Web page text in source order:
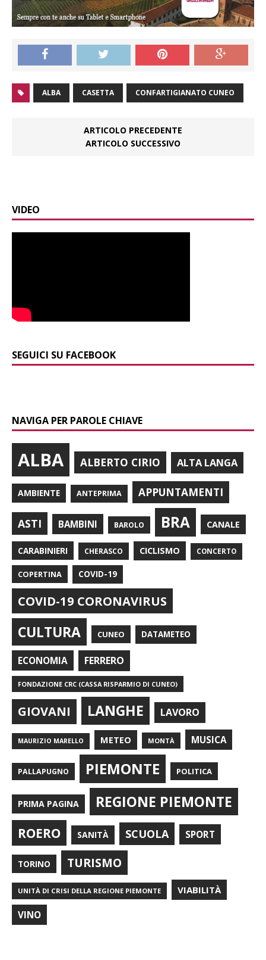
ALBA CASETTA CONFARTIGIANATO CUNEO
ARTICOLO PRECEDENTE
ARTICOLO SUCCESSIVO
VIDEO
SEGUICI SU FACEBOOK
NAVIGA PER PAROLE CHIAVE
ALBA ALBERTO CIRIO ALTA LANGA
AMBIENTE ANTEPRIMA APPUNTAMENTI
ASTI BAMBINI BAROLO BRA CANALE
CARABINIERI CHERASCO CICLISMO CONCERTO
COPERTINA COVID-19
COVID-19 CORONAVIRUS
CULTURA CUNEO DATAMETEO
ECONOMIA FERRERO
FONDAZIONE CRC (CASSA RISPARMIO DI CUNEO)
GIOVANI LANGHE LAVORO
MAURIZIO MARELLO METEO MONTÀ MUSICA
PALLAPUGNO PIEMONTE POLITICA
PRIMA PAGINA REGIONE PIEMONTE
ROERO SANITÀ SCUOLA SPORT
TORINO TURISMO
UNITÀ DI CRISI DELLA REGIONE PIEMONTE VIABILITÀ
VINO